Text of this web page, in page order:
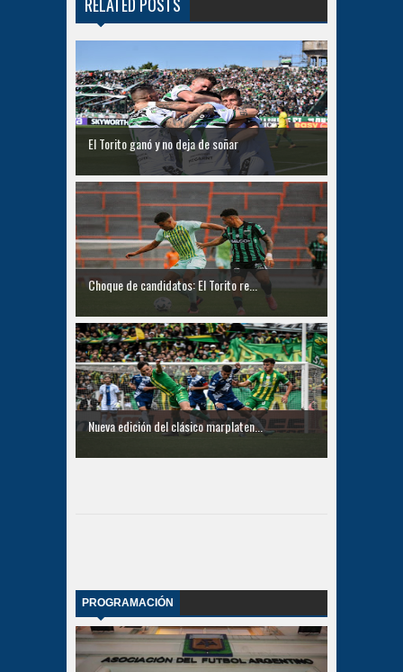
El Torito ganó y no deja de soñar
Choque de candidatos: El Torito re...
Nueva edición del clásico marplaten...
PROGRAMACIÓN